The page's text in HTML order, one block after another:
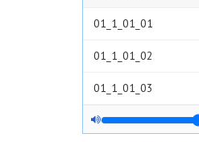
01_1_01_01
01_1_01_02
01_1_01_03
01_1_01_04